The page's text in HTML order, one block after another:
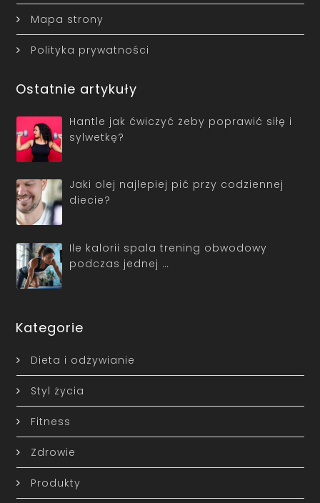
Mapa strony
Polityka prywatności
Ostatnie artykuły
Hantle jak ćwiczyć żeby poprawić siłę i
sylwetkę?
Jaki olej najlepiej pić przy codziennej
diecie?
Ile kalorii spala trening obwodowy
podczas jednej …
Kategorie
Dieta i odżywianie
Styl życia
Fitness
Zdrowie
Produkty